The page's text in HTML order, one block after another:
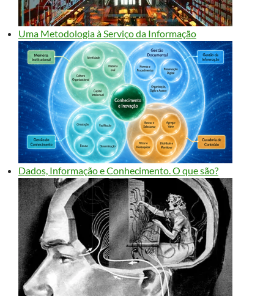
Uma Metodologia à Serviço da Informação
Dados, Informação e Conhecimento. O que são?